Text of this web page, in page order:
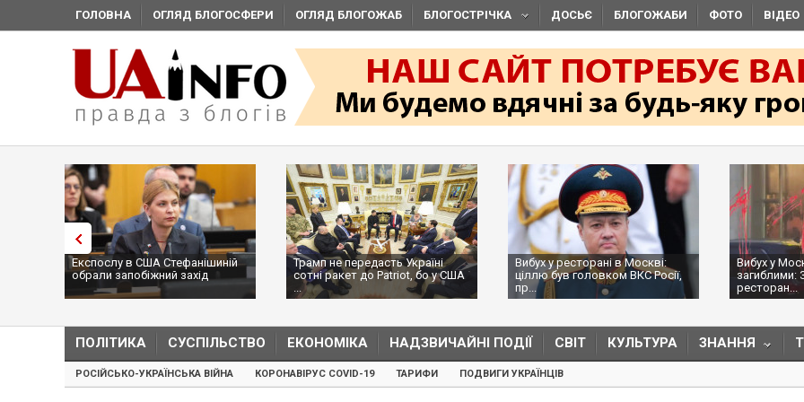
ГОЛОВНА ОГЛЯД БЛОГОСФЕРИ ОГЛЯД БЛОГОЖАБ БЛОГОСТРІЧКА ДОСЬЄ БЛОГОЖАБИ ФОТО ВІДЕО
Експослу в США Стефанішиній
обрали запобіжний захід
Трамп не передасть Україні
сотні ракет до Patriot, бо у США
...
Вибух у ресторані в Москві:
ціллю був головком ВКС Росії,
пр...
Вибух у
загиблими:
ресторан...
ПОЛІТИКА СУСПІЛЬСТВО ЕКОНОМІКА НАДЗВИЧАЙНІ ПОДІЇ СВІТ КУЛЬТУРА ЗНАННЯ
РОСІЙСЬКО-УКРАЇНСЬКА ВІЙНА КОРОНАВІРУС COVID-19 ТАРИФИ ПОДВИГИ УКРАЇНЦІВ